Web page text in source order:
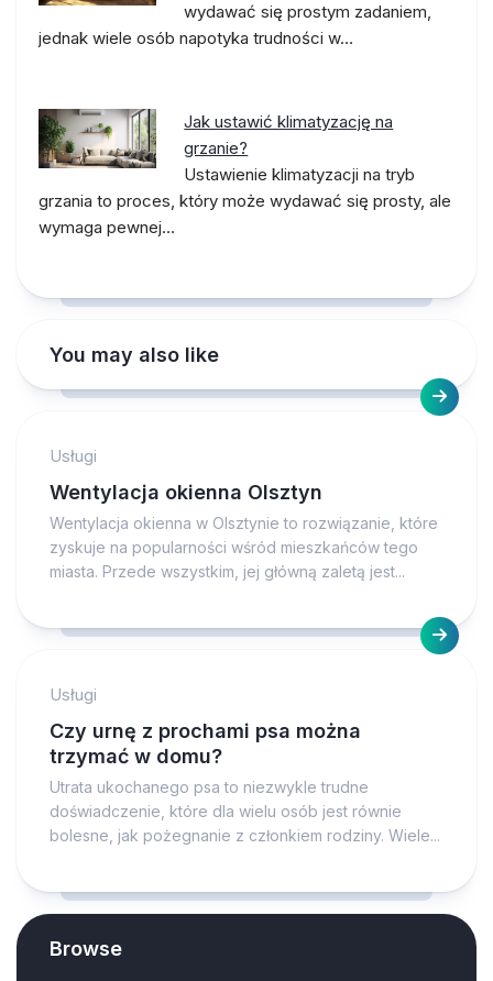
wydawać się prostym zadaniem,
jednak wiele osób napotyka trudności w…
Jak ustawić klimatyzację na
grzanie?
Ustawienie klimatyzacji na tryb
grzania to proces, który może wydawać się prosty, ale
wymaga pewnej…
You may also like
Usługi
Wentylacja okienna Olsztyn
Wentylacja okienna w Olsztynie to rozwiązanie, które
zyskuje na popularności wśród mieszkańców tego
miasta. Przede wszystkim, jej główną zaletą jest...
Usługi
Czy urnę z prochami psa można
trzymać w domu?
Utrata ukochanego psa to niezwykle trudne
doświadczenie, które dla wielu osób jest równie
bolesne, jak pożegnanie z członkiem rodziny. Wiele...
Browse